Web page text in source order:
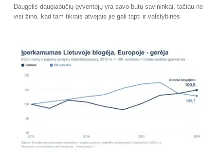
Daugelis daugiabučių gyventojų yra savo butų savininkai, tačiau ne
visi žino, kad tam tikrais atvejais jie gali tapti ir valstybinės